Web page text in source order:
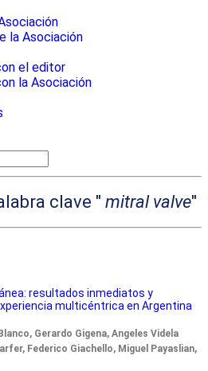
la Asociación
el editor
la Asociación
clave " mitral valve"
resultados inmediatos y
multicéntrica en Argentina
Gerardo Gigena, Angeles Videla
Federico Giachello, Miguel Payaslian,